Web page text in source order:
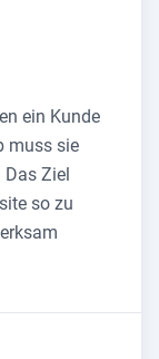
ein Kunde
muss sie
Das Ziel
so zu